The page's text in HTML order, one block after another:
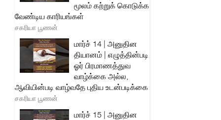
மூலம் கற்றுக் கொடுக்க
வேண்டிய காரியங்கள்
சகரியா பூணன்
மார்ச் 14 | அனுதின
தியானம் | எழுத்தின்படி
ஓர் பிரமாணத்துவ
வாழ்க்கை அல்ல,
ஆவியின்படி வாழ்வதே புதிய உடன்படிக்கை
சகரியா பூணன்
மார்ச் 15 | அனுதின